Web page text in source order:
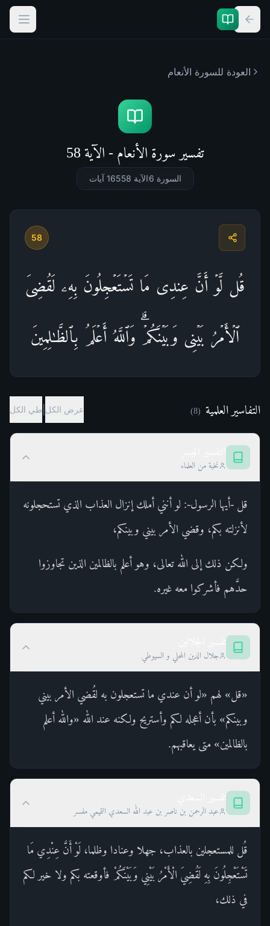
العودة للسورة الأنعام
تفسير سورة الأنعام - الآية 58
السورة 6 الآية 58 165 آيات
58
قُل لَّوۡ أَنَّ عِندِی مَا تَسۡتَعۡجِلُونَ بِهِۦ لَقُضِیَ
ٱلۡأَمۡرُ بَیۡنِی وَبَیۡنَكُمۡۗ وَٱللَّهُ أَعۡلَمُ بِٱلظَّـٰلِمِینَ
التفاسير العلمية (
8
) عرض الكل طي الكل
نخبة من العلماء
قل -أيها الرسول-: لو أنني أملك إنزال العذاب الذي تستحجلونه
لأنزلته بكم، وقضي الأمر بيني وبينكم،
ولكن ذلك إلى الله تعالى، وهو أعلم بالظالمين الذين تجاوزوا
حدَّهم فأشركوا معه غيره.
جلال الدين المحلي و السيوطي
«قل» لهم «لو أن عندي ما تستعجلون به لقُضي الأمر بيني
وبينكم» بأن أعجله لكم وأستريح ولكنه عند الله «والله أعلم
بالظالمين» متى يعاقبهم.
عبد الرحمن بن ناصر بن عبد الله السعدي التميمي مفسر
قُل للمستعجلين بالعذاب، جهلا وعنادا وظلما، لَوْ أَنَّ عِنْدِي مَا
تَسْتَعْجِلُونَ بِهِ لَقُضِيَ الْأَمْرُ بَيْنِي وَبَيْنَكُمْ فأوقعته بكم ولا خير لكم
في ذلك،